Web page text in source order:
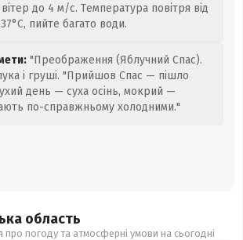
вітер до 4 м/с. Температура повітря від
пийте багато води.
"Преображення (Яблучний Спас).
і груші. "Прийшов Спас — пішло
день — суха осінь, мокрий —
по-справжньому холодними."
область
про погоду та атмосферні умови на сьогодні